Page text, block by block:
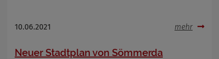
10.06.2021 mehr
Neuer Stadtplan von Sömmerda